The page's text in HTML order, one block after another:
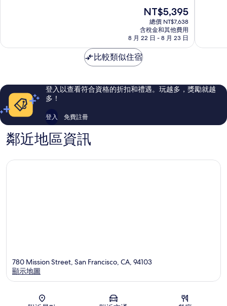
舊
中
心
極
評
論
現
在
價
格
為
NT$5,395
總價 NT$7,638
含稅金和其他費用
8 月 22 日 - 8 月 23 日
極
評
論
比較類似住宿
登入以查看符合資格的折扣和禮遇。玩越多，獎勵就越
多！
登入 免費註冊
鄰近地區資訊
地圖
780 Mission Street, San Francisco, CA, 94103
顯示地圖